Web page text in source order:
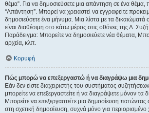
θέμα”. Για να δημοσιεύσετε μια απάντηση σε ένα θέμα,
“Απάντηση”. Μπορεί να χρειαστεί να εγγραφείτε
δημοσιεύσετε ένα μήνυμα. Μια λίστα με τα
είναι διαθέσιμη στο κάτω μέρος στις οθόνες της Δ.
Παράδειγμα: Μπορείτε να δημοσιεύετε νέα θέματα,
αρχεία, κλπ.
Κορυφή
Πώς μπορώ να επεξεργαστώ ή να διαγράψω μια
Εάν δεν είστε διαχειριστής του συστήματος
μπορείτε να επεξεργαστείτε ή να διαγράψετε μόνον τα
Μπορείτε να επεξεργαστείτε μια δημοσίευση πατώντας
στη σχετική δημοσίευση, συχνά μόνο για